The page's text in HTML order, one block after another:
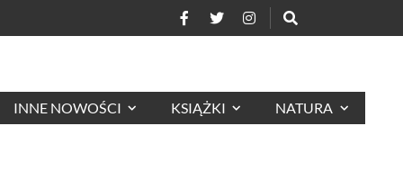
INNE NOWOŚCI KSIĄŻKI NATURA